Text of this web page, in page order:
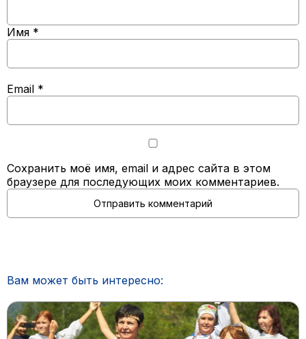
Имя *
Email *
Сохранить моё имя, email и адрес сайта в этом
браузере для последующих моих комментариев.
Вам может быть интересно: